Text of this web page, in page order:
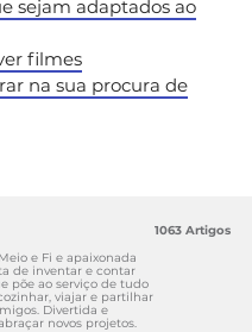
sejam adaptados ao
filmes
na sua procura de
e Fi e apaixonada
de inventar e contar
põe ao serviço de tudo
viajar e partilhar
Divertida e
novos projetos.
1063 Artigos